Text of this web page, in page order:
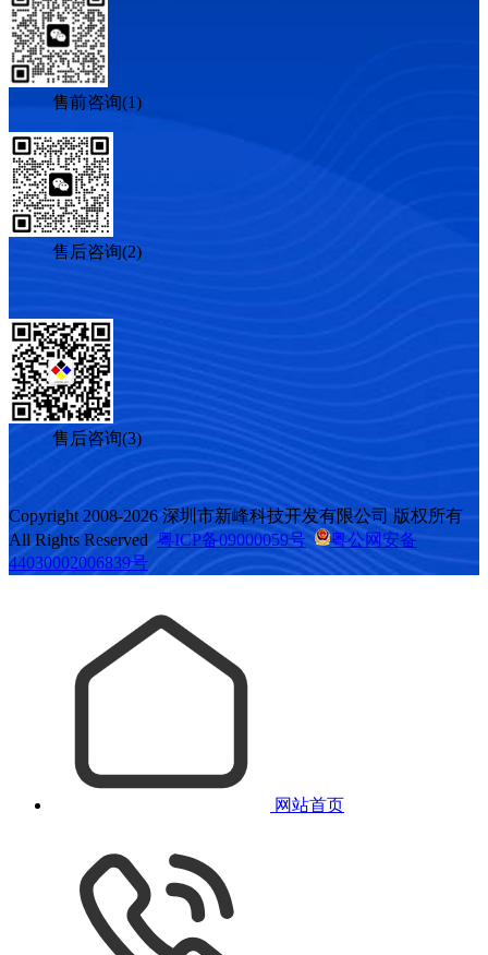
售前咨询(1)
售后咨询(2)
售后咨询(3)
Copyright 2008-2026 深圳市新峰科技开发有限公司 版权所有
All Rights Reserved 粤ICP备09000059号
粤公网安备
44030002006839号
网站首页